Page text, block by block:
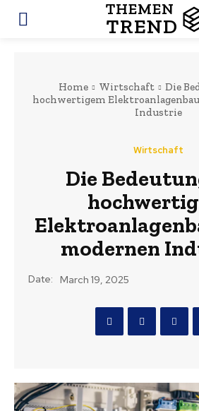
THEMEN
TREND
Home Wirtschaft
Die
hochwertigem
Industrie
Wirtschaft
Die
modernen
Date: March 19, 2025